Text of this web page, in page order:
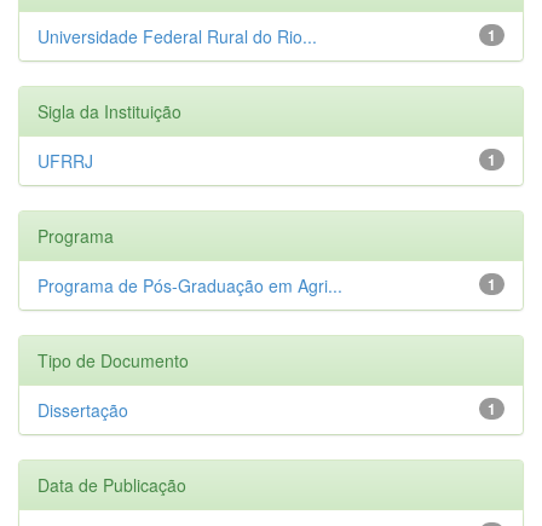
1
Universidade Federal Rural do Rio...
Sigla da Instituição
1
UFRRJ
Programa
1
Programa de Pós-Graduação em Agri...
Tipo de Documento
1
Dissertação
Data de Publicação